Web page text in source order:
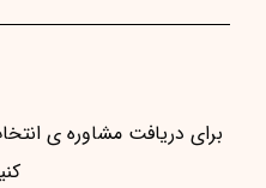
برای دریافت مشاوره ی